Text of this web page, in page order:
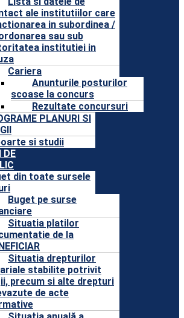
ale institutiilor care
in subordinea /
sau sub
institutiei in
Cariera
Anunturile posturilor
scoase la concurs
Rezultate concursuri
PLANURI SI
si studii
DE
din toate sursele
Buget pe surse
Situatia platilor
de la
Situatia drepturilor
stabilite potrivit
precum si alte drepturi
de acte